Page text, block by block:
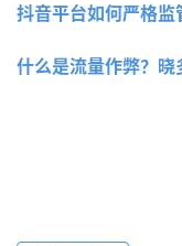
抖音平台如何严格监
什么是流量作弊？晓